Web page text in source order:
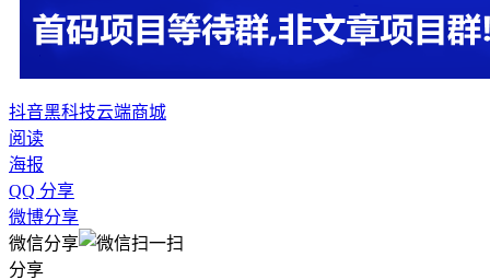
抖音黑科技云端商城
阅读
海报
QQ 分享
微博分享
微信分享
分享